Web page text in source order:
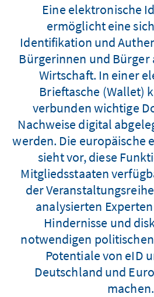
Eine elektronische
ermöglicht eine
Identifikation und
Bürgerinnen und Bürger
Wirtschaft. In einer
Brieftasche (Wallet)
verbunden wichtige
Nachweise digital
werden. Die europäische
sieht vor, diese
Mitgliedsstaaten
der
analysierten
Hindernisse und
notwendigen
Potentiale von eID
Deutschland und
machen.